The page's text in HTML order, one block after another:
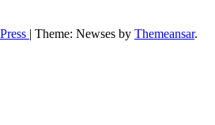
| Theme: Newses by Themeansar.